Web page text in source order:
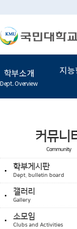
학부소개
Dept. Overview
지
커뮤니
Community
학부게시판
Dept. bulletin board
갤러리
Gallery
소모임
Clubs and Activities